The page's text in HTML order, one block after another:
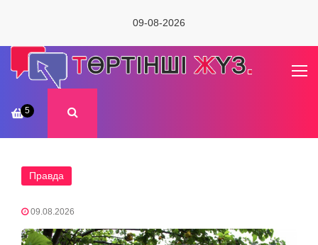
09-08-2026
5
Правда
09.08.2026